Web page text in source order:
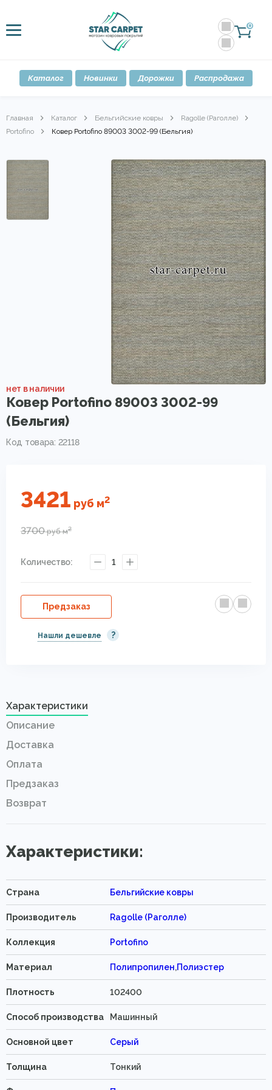
0
Каталог Новинки Дорожки Распродажа
Главная Каталог Бельгийские ковры
Ragolle (Раголле)
Portofino
Ковер Portofino 89003 3002-99 (Бельгия)
нет в наличии
Ковер Portofino 89003 3002-99
(Бельгия)
Код товара: 22118
3421 руб м2
3700рубм2
Количество: 1
Предзаказ
Нашли дешевле ?
Характеристики
Описание
Доставка
Оплата
Предзаказ
Возврат
Характеристики:
Страна Бельгийские ковры
Производитель Ragolle (Раголле)
Коллекция Portofino
Материал Полипропилен,Полиэстер
Плотность 102400
Способ производства Машинный
Основной цвет Серый
Толщина Тонкий